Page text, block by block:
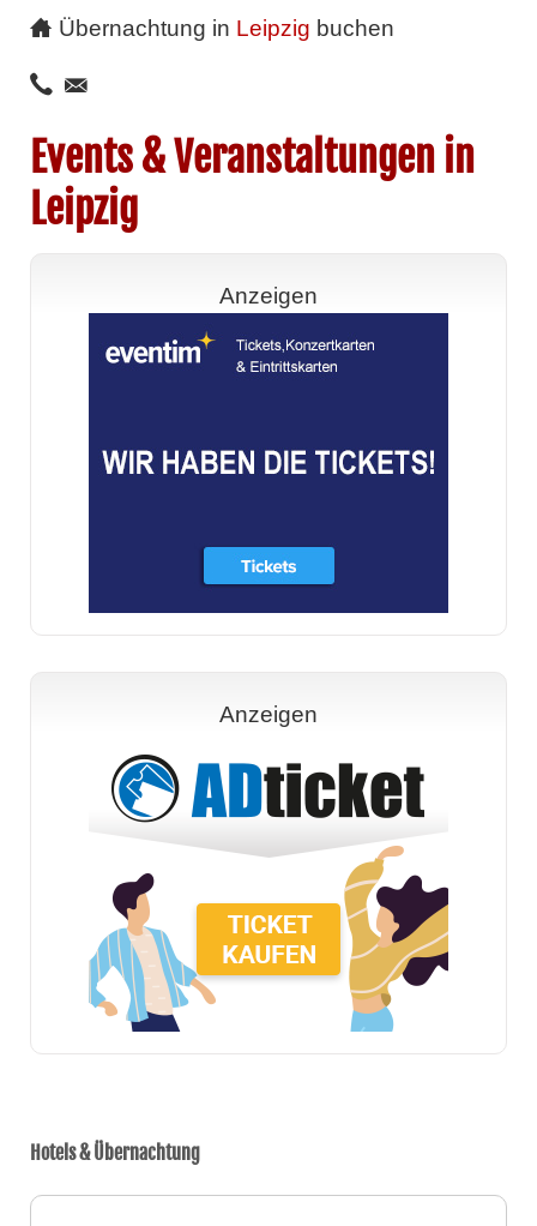
Übernachtung in Leipzig buchen
Events & Veranstaltungen in
Leipzig
Anzeigen
Anzeigen
Hotels & Übernachtung